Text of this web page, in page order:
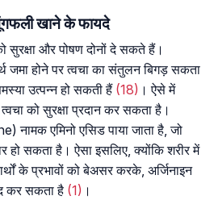
खाने के फायदे
सुरक्षा और पोषण दोनों दे सकते हैं।
जमा होने पर त्वचा का संतुलन बिगड़ सकता
उत्पन्न हो सकती हैं (18) । ऐसे में
को सुरक्षा प्रदान कर सकता है।
नामक एमिनो एसिड पाया जाता है, जो
हो सकता है। ऐसा इसलिए, क्योंकि शरीर में
के प्रभावों को बेअसर करके, अर्जिनाइन
कर सकता है (1) ।